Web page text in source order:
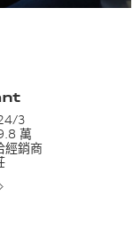
3
萬
經銷商